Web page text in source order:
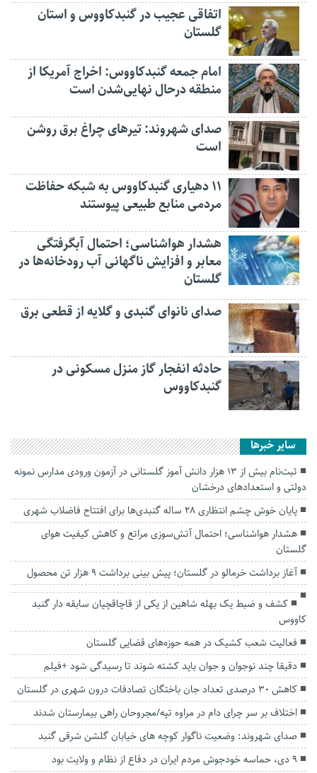
اتفاقی عجیب در‌ گنبدکاووس و استان
گلستان
امام جمعه گنبدکاووس: اخراج آمریکا از
منطقه درحال نهایی‌شدن است
صدای شهروند: تیرهای چراغ برق روشن
است
۱۱ دهیاری گنبدکاووس به شبکه حفاظت
مردمی منابع طبیعی پیوستند
هشدار هواشناسی؛ احتمال آبگرفتگی
معابر و افزایش ناگهانی آب رودخانه‌ها در
گلستان
صدای نانوای گنبدی و گلایه از قطعی برق
حادثه انفجار گاز منزل مسکونی در
گنبدکاووس
سایر خبرها
ثبت‌نام بیش از ۱۳ هزار دانش آموز گلستانی در آزمون ورودی مدارس نمونه
دولتی و استعداد‌های درخشان
پایان خوش چشم انتظاری ۲۸ ساله گنبدی‌ها برای افتتاح فاضلاب شهری
هشدار هواشناسی؛ احتمال آتش‌سوزی مراتع و کاهش کیفیت هوای
گلستان
آغاز برداشت خرمالو در گلستان؛ پیش بینی برداشت ۹ هزار تن محصول
کشف و ضبط یک بهله شاهین از یکی از قاچاقچیان سابقه دار گنبد
کاووس
فعالیت شعب کشیک در همه حوزه‌های قضایی گلستان
دقیقا چند نوجوان و جوان باید کشته شوند تا رسیدگی شود +فیلم
کاهش ۳۰ درصدی تعداد جان باختگان تصادفات درون شهری در گلستان
اختلاف بر سر چرای دام در مراوه تپه/مجروحان راهی بیمارستان شدند
صدای شهروند: وضعیت ناگوار کوچه های خیابان گلشن شرقی گنبد
۹ دی، حماسه خودجوش مردم ایران در دفاع از نظام و ولایت بود